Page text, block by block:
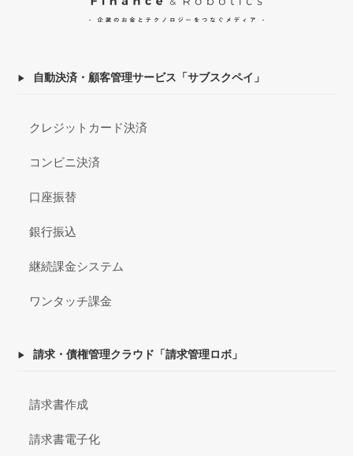
自動決済・顧客管理サービス「サブスクペイ」
クレジットカード決済
コンビニ決済
口座振替
銀行振込
継続課金システム
ワンタッチ課金
請求・債権管理クラウド「請求管理ロボ」
請求書作成
請求書電子化